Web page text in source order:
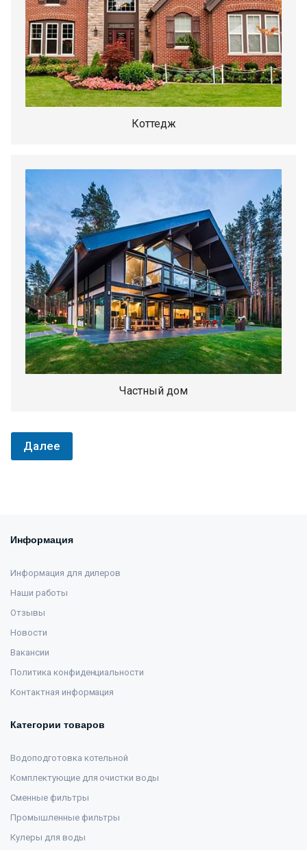
Коттедж
Частный дом
Далее
Информация
Информация для дилеров
Наши работы
Отзывы
Новости
Вакансии
Политика конфиденциальности
Контактная информация
Категории товаров
Водоподготовка котельной
Комплектующие для очистки воды
Сменные фильтры
Промышленные фильтры
Кулеры для воды